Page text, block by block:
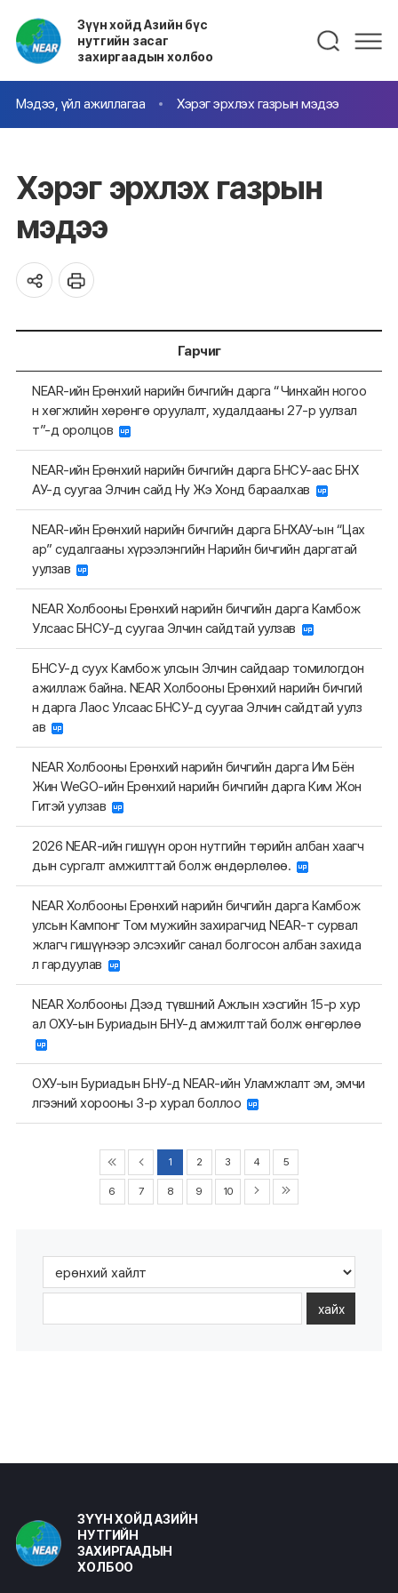
Зүүн хойд Азийн бүс
нутгийн засаг
захиргаадын холбоо
Мэдээ, үйл ажиллагаа Хэрэг эрхлэх газрын мэдээ
Хэрэг эрхлэх газрын
мэдээ
Гарчиг
NEAR-ийн Ерөнхий нарийн бичгийн дарга “Чинхайн ногоо
н хөгжлийн хөрөнгө оруулалт, худалдааны 27-р уулзал
т”-д оролцов
NEAR-ийн Ерөнхий нарийн бичгийн дарга БНСУ-аас БНХ
АУ-д суугаа Элчин сайд Ну Жэ Хонд бараалхав
NEAR-ийн Ерөнхий нарийн бичгийн дарга БНХАУ-ын “Цах
ар” судалгааны хүрээлэнгийн Нарийн бичгийн даргатай
уулзав
NEAR Холбооны Ерөнхий нарийн бичгийн дарга Камбож
Улсаас БНСУ-д суугаа Элчин сайдтай уулзав
БНСУ-д суух Камбож улсын Элчин сайдаар томилогдон
ажиллаж байна. NEAR Холбооны Ерөнхий нарийн бичгий
н дарга Лаос Улсаас БНСУ-д суугаа Элчин сайдтай уулз
ав
NEAR Холбооны Ерөнхий нарийн бичгийн дарга Им Бён
Жин WeGO-ийн Ерөнхий нарийн бичгийн дарга Ким Жон
Гитэй уулзав
2026 NEAR-ийн гишүүн орон нутгийн төрийн албан хаагч
дын сургалт амжилттай болж өндөрлөлөө.
NEAR Холбооны Ерөнхий нарийн бичгийн дарга Камбож
улсын Кампонг Том мужийн захирагчид NEAR-т сурвал
жлагч гишүүнээр элсэхийг санал болгосон албан захида
л гардуулав
NEAR Холбооны Дээд түвшний Ажлын хэсгийн 15-р хур
ал ОХУ-ын Буриадын БНУ-д амжилттай болж өнгөрлөө
ОХУ-ын Буриадын БНУ-д NEAR-ийн Уламжлалт эм, эмчи
лгээний хорооны 3-р хурал боллоо
1 2 3 4 5
6 7 8 9 10
хайх
ЗҮҮН ХОЙД АЗИЙН
НУТГИЙН
ЗАХИРГААДЫН
ХОЛБОО